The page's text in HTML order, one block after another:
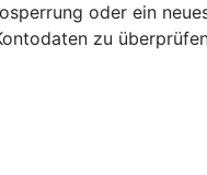
oder ein
zu